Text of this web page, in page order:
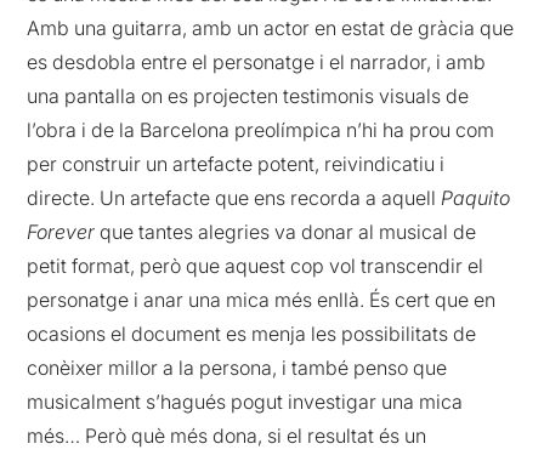
Amb una guitarra, amb un actor en estat de gràcia que
es desdobla entre el personatge i el narrador, i amb
una pantalla on es projecten testimonis visuals de
l’obra i de la Barcelona preolímpica n’hi ha prou com
per construir un artefacte potent, reivindicatiu i
directe. Un artefacte que ens recorda a aquell Paquito
Forever que tantes alegries va donar al musical de
petit format, però que aquest cop vol transcendir el
personatge i anar una mica més enllà. És cert que en
ocasions el document es menja les possibilitats de
conèixer millor a la persona, i també penso que
musicalment s’hagués pogut investigar una mica
més… Però què més dona, si el resultat és un